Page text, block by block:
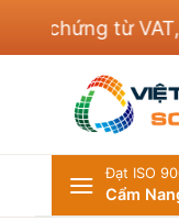
VAT, CO, CQ,
Đạt ISO
Cẩm